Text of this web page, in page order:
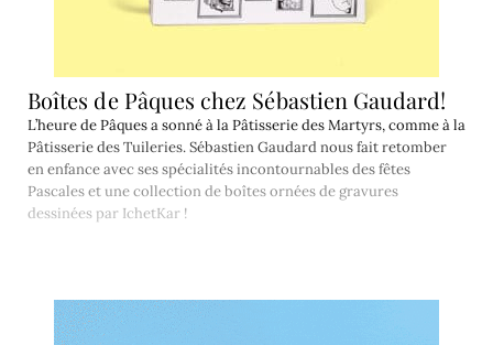
Boîtes de Pâques chez Sébastien Gaudard!
L’heure de Pâques a sonné à la Pâtisserie des Martyrs, comme à la
Pâtisserie des Tuileries. Sébastien Gaudard nous fait retomber
en enfance avec ses spécialités incontournables des fêtes
Pascales et une collection de boîtes ornées de gravures
dessinées par IchetKar !